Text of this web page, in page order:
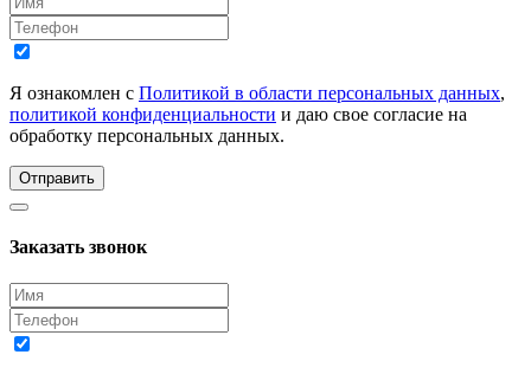
Я ознакомлен с Политикой в области персональных данных,
политикой конфиденциальности и даю свое согласие на
обработку персональных данных.
Отправить
Заказать звонок